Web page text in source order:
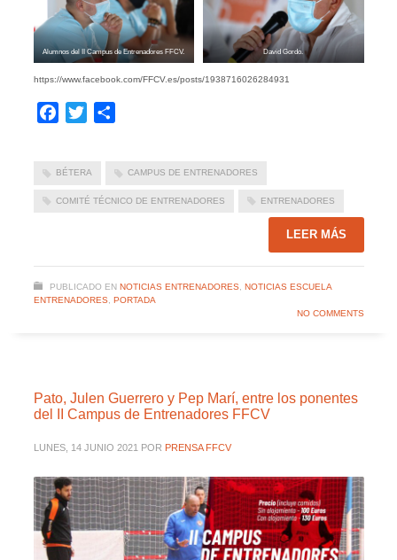
Alumnos del II Campus de Entrenadores FFCV. David Gordo.
https://www.facebook.com/FFCV.es/posts/1938716026284931
Facebook
Twitter
BÉTERA CAMPUS DE ENTRENADORES
COMITÉ TÉCNICO DE ENTRENADORES ENTRENADORES
LEER MÁS
PUBLICADO EN NOTICIAS ENTRENADORES, NOTICIAS ESCUELA
ENTRENADORES, PORTADA
NO COMMENTS
Pato, Julen Guerrero y Pep Marí, entre los ponentes
del II Campus de Entrenadores FFCV
LUNES, 14 JUNIO 2021 POR PRENSA FFCV